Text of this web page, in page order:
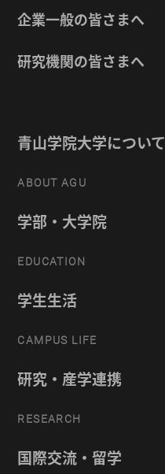
企業一般の皆さまへ
研究機関の皆さまへ
青山学院大学について
ABOUT AGU
学部・大学院
EDUCATION
学生生活
CAMPUS LIFE
研究・産学連携
RESEARCH
国際交流・留学